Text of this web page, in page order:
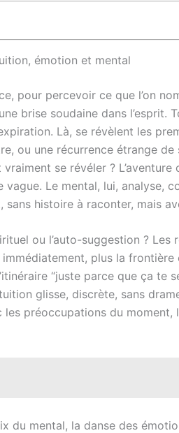
émotion et mental
pour percevoir ce que l’on
brise soudaine dans l’esprit.
Là, se révèlent les
ou une récurrence étrange
se révéler ?
Le mental, lui, analyse,
histoire à raconter, mais
ou l’auto-suggestion ? Les
plus la frontière
“juste parce que ça te
glisse, discrète, sans
préoccupations du moment,
du mental, la danse des